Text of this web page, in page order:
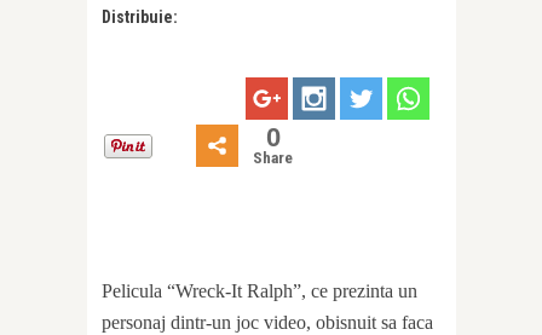
Distribuie:
0
Share
Pelicula “Wreck-It Ralph”, ce prezinta un
personaj dintr-un joc video, obisnuit sa faca